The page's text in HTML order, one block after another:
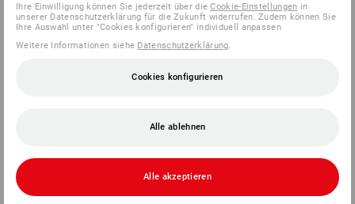
Ihre Einwilligung können Sie jederzeit über dieCookie-Einstellungen in
unserer Datenschutzerklärung für die Zukunft widerrufen. Zudem können Sie
Ihre Auswahl unter "Cookies konfigurieren" individuell anpassen
Weitere Informationen siehe Datenschutzerklärung
Cookies konfigurieren
Alle ablehnen
Alle akzeptieren